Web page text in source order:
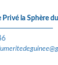
Privé la Sphère